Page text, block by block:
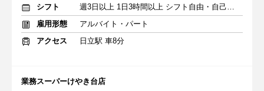
シフト
週3日以上 1日3時間以上 シフト自由・自己申告
雇用形態
アルバイト・パート
アクセス
日立駅 車8分
業務スーパーけやき台店